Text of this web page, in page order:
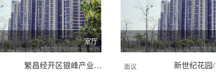
室厅
繁昌经开区银峰产业园/4000.00 平米 面议